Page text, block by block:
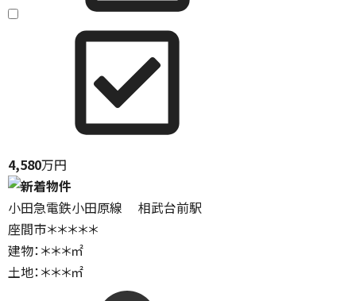
4,580万円
小田急電鉄小田原線 相武台前駅
座間市＊＊＊＊＊
建物：＊＊＊㎡
土地：＊＊＊㎡